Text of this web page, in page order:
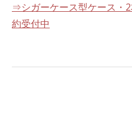
⇒シガーケース型ケース・
約受付中